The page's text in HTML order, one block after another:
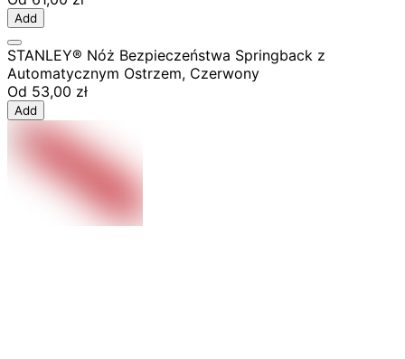
Add
STANLEY® Nóż Bezpieczeństwa Springback z
Automatycznym Ostrzem, Czerwony
Od 53,00 zł
Add